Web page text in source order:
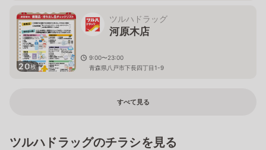
20枚
ツルハドラッグ
河原木店
9:00〜23:00
青森県八戸市下長四丁目1-9
すべて見る
ツルハドラッグのチラシを見る